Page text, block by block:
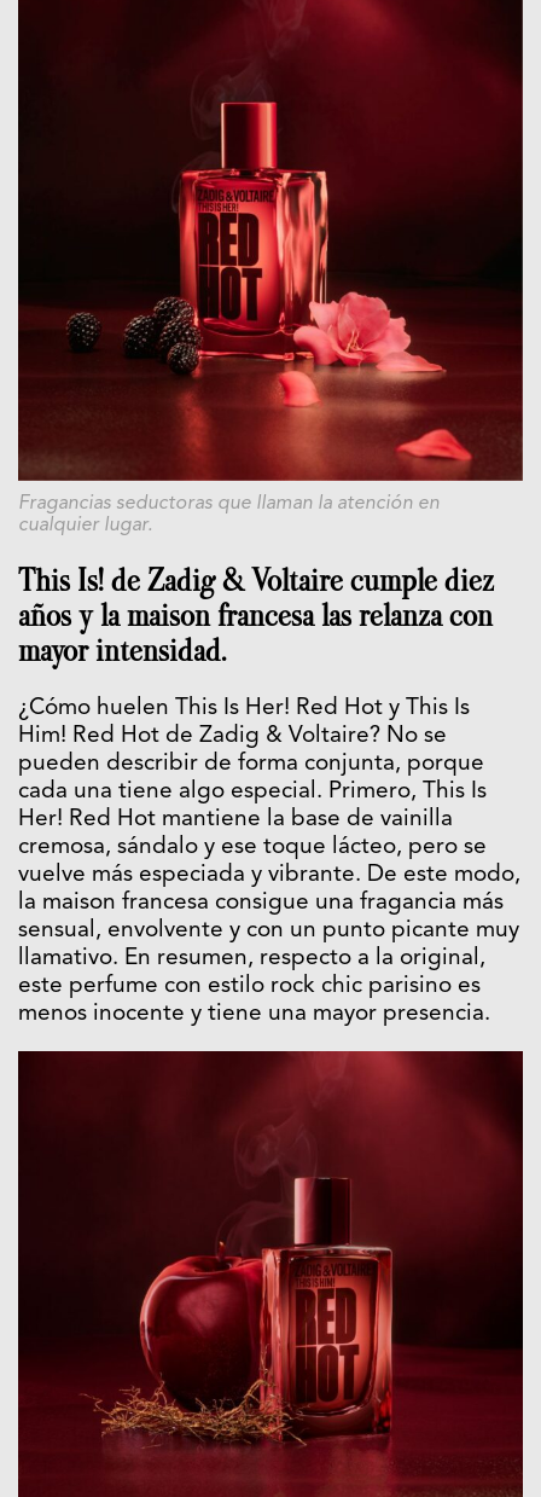
Fragancias seductoras que llaman la atención en
cualquier lugar.
This Is! de Zadig & Voltaire cumple diez
años y la maison francesa las relanza con
mayor intensidad.
¿Cómo huelen This Is Her! Red Hot y This Is
Him! Red Hot de Zadig & Voltaire? No se
pueden describir de forma conjunta, porque
cada una tiene algo especial. Primero, This Is
Her! Red Hot mantiene la base de vainilla
cremosa, sándalo y ese toque lácteo, pero se
vuelve más especiada y vibrante. De este modo,
la maison francesa consigue una fragancia más
sensual, envolvente y con un punto picante muy
llamativo. En resumen, respecto a la original,
este perfume con estilo rock chic parisino es
menos inocente y tiene una mayor presencia.